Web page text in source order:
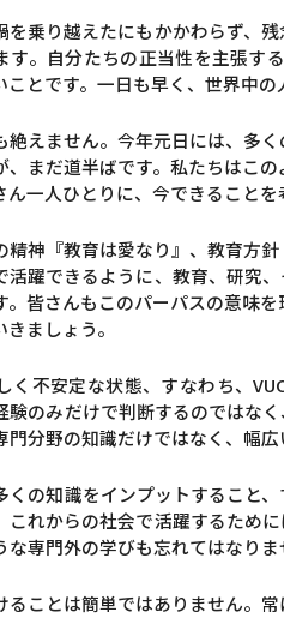
を乗り越えたにもかかわらず、
す。自分たちの正当性を主張す
ことです。一日も早く、世界中
絶えません。今年元日には、多
、まだ道半ばです。私たちはこ
ん一人ひとりに、今できることを
精神『教育は愛なり』、教育方
活躍できるように、教育、研究
。皆さんもこのパーパスの意味
ましょう。
く不安定な状態、すなわち、
験のみだけで判断するのではな
門分野の知識だけではなく、幅
くの知識をインプットすること
これからの社会で活躍するため
専門外の学びも忘れてはなりま
ることは簡単ではありません。